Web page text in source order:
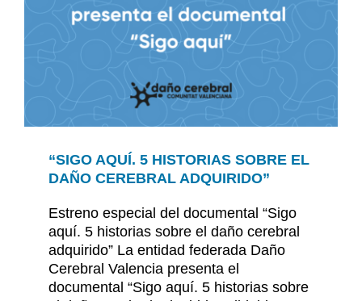
“SIGO AQUÍ. 5 HISTORIAS SOBRE EL
DAÑO CEREBRAL ADQUIRIDO”
Estreno especial del documental “Sigo
aquí. 5 historias sobre el daño cerebral
adquirido” La entidad federada Daño
Cerebral Valencia presenta el
documental “Sigo aquí. 5 historias sobre